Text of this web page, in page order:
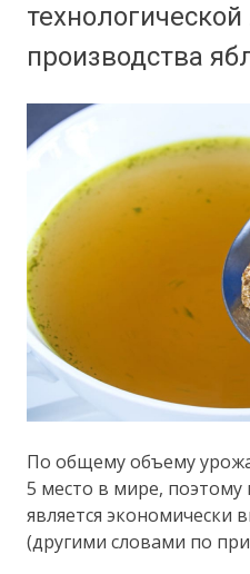
производства
По общему объему
5 место в мире, поэтому
является экономически
(другими словами по